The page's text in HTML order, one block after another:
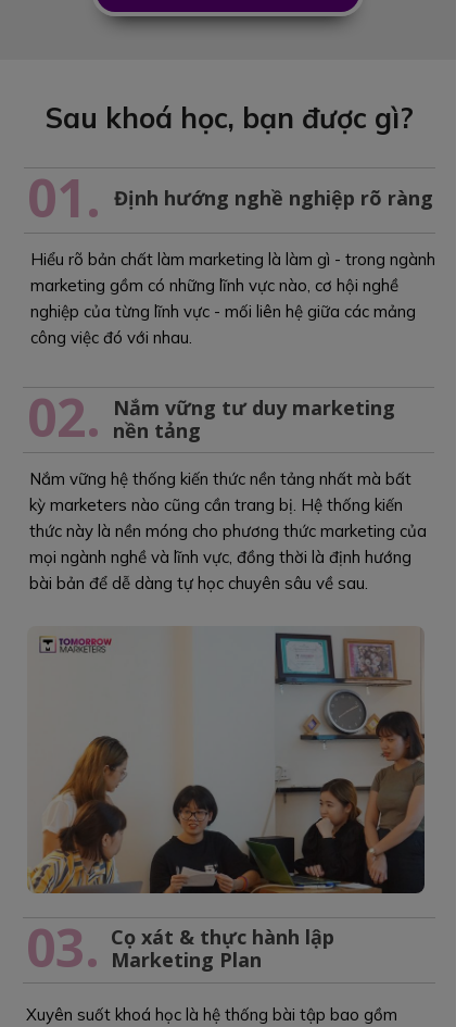
01. Định hướng nghề nghiệp rõ ràng
Hiểu rõ bản chất làm marketing là làm gì - trong ngành
marketing gồm có những lĩnh vực nào, cơ hội nghề
nghiệp của từng lĩnh vực - mối liên hệ giữa các mảng
công việc đó với nhau.
02.
Nắm vững tư duy marketing
nền tảng
Nắm vững hệ thống kiến thức nền tảng nhất mà bất
kỳ marketers nào cũng cần trang bị. Hệ thống kiến
thức này là nền móng cho phương thức marketing của
mọi ngành nghề và lĩnh vực, đồng thời là định hướng
bài bản để dễ dàng tự học chuyên sâu về sau.
03. Cọ xát & thực hành lập
Marketing Plan
Xuyên suốt khoá học là hệ thống bài tập bao gồm
Sau khoá học, bạn được gì?